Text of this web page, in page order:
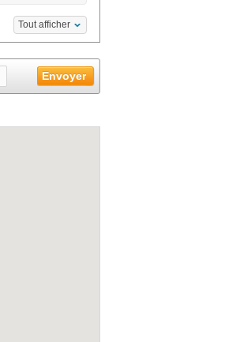
Tout afficher